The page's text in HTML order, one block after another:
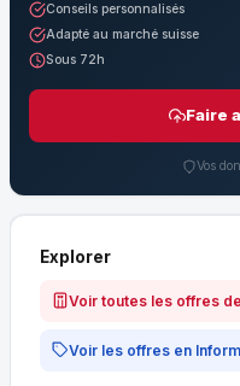
Conseils personnalisés
Adapté au marché suisse
Sous 72h
Faire
Vos
Explorer
Voir toutes les offres
Voir les offres en